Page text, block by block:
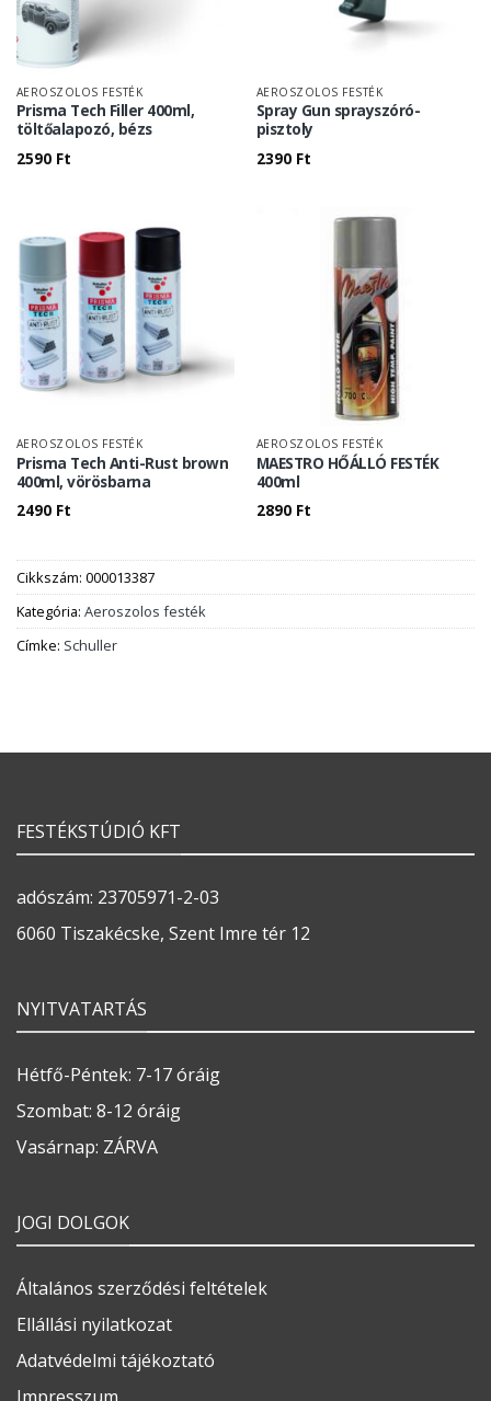
AEROSZOLOS FESTÉK
Prisma Tech Filler 400ml,
töltőalapozó, bézs
2590 Ft
AEROSZOLOS FESTÉK
Spray Gun sprayszóró-
pisztoly
2390 Ft
AEROSZOLOS FESTÉK
Prisma Tech Anti-Rust brown
400ml, vörösbarna
2490 Ft
AEROSZOLOS FESTÉK
MAESTRO HŐÁLLÓ FESTÉK
400ml
2890 Ft
Cikkszám: 000013387
Kategória: Aeroszolos festék
Címke: Schuller
FESTÉKSTÚDIÓ KFT
adószám: 23705971-2-03
6060 Tiszakécske, Szent Imre tér 12
NYITVATARTÁS
Hétfő-Péntek: 7-17 óráig
Szombat: 8-12 óráig
Vasárnap: ZÁRVA
JOGI DOLGOK
Általános szerződési feltételek
Ellállási nyilatkozat
Adatvédelmi tájékoztató